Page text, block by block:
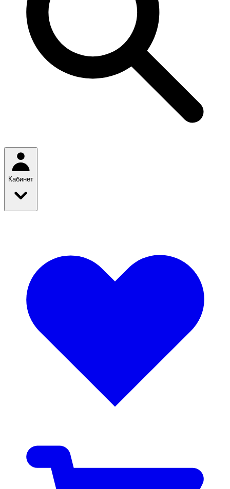
Кабинет